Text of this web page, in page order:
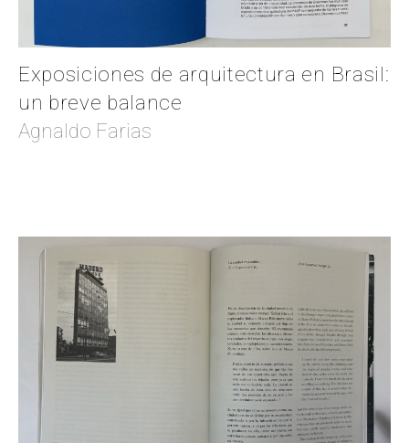
Exposiciones de arquitectura en Brasil:
un breve balance
Agnaldo Farias